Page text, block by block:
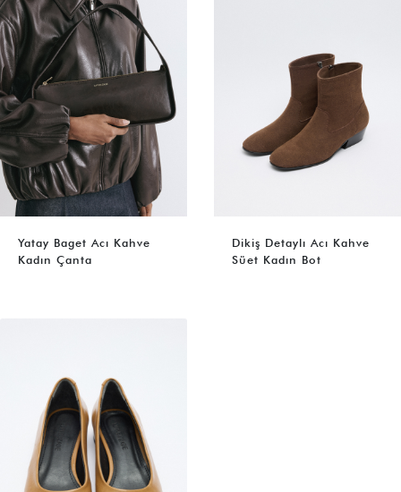
Yatay Baget Acı Kahve
Kadın Çanta
Dikiş Detaylı Acı Kahve
Süet Kadın Bot